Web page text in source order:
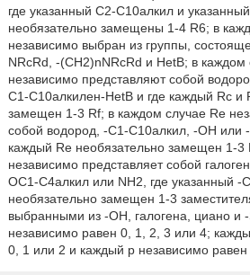
где указанный C2-C10алкил и
необязательно замещены 1-4 R6; в
независимо выбран из группы,
NRcRd, -(CH2)nNRcRd и HetB; в каждом
независимо представляют собой
C1-C10алкилен-HetB и где каждый Rc и
замещен 1-3 Rf; в каждом случае Re
собой водород, -C1-C10алкил, -OH или
каждый Re необязательно замещен 1-3
независимо представляет собой
OC1-C4алкил или NH2, где указанный -
необязательно замещен 1-3
выбранными из -OH, галогена, циано и
независимо равен 0, 1, 2, 3 или 4;
0, 1 или 2 и каждый p независимо равен